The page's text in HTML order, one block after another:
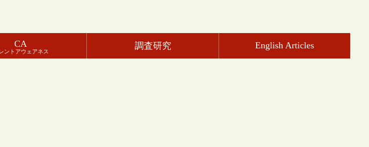
CA
ントアウェアネス
調査研究 English Articles